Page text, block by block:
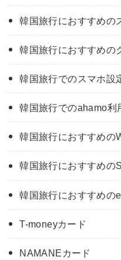
韓国旅行におすすめの
韓国旅行におすすめの
韓国旅行でのスマホ設
韓国旅行でのahamo利
韓国旅行におすすめの
韓国旅行におすすめの
韓国旅行におすすめの
T-moneyカード
NAMANEカード